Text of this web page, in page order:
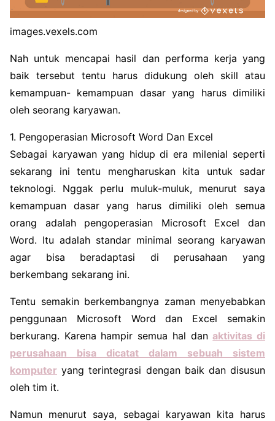
images.vexels.com
Nah untuk mencapai hasil dan performa kerja yang
baik tersebut tentu harus didukung oleh skill atau
kemampuan- kemampuan dasar yang harus dimiliki
oleh seorang karyawan.
1. Pengoperasian Microsoft Word Dan Excel
Sebagai karyawan yang hidup di era milenial seperti
sekarang ini tentu mengharuskan kita untuk sadar
teknologi. Nggak perlu muluk-muluk, menurut saya
kemampuan dasar yang harus dimiliki oleh semua
orang adalah pengoperasian Microsoft Excel dan
Word. Itu adalah standar minimal seorang karyawan
agar bisa beradaptasi di perusahaan yang
berkembang sekarang ini.
Tentu semakin berkembangnya zaman menyebabkan
penggunaan Microsoft Word dan Excel semakin
berkurang. Karena hampir semua hal danaktivitas di
perusahaan bisa dicatat dalam sebuah sistem
komputer yang terintegrasi dengan baik dan disusun
oleh tim it.
Namun menurut saya, sebagai karyawan kita harus